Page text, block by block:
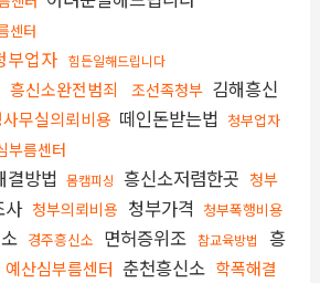
센터
부업자 힘든일해드립니다
흥신소완전범죄 조선족청부 김해흥신
무실의뢰비용 떼인돈받는법 청부업자
부름센터
결방법 몸캠피싱 흥신소저렴한곳 청부
사 청부의뢰비용 청부가격 청부폭행비용
경주흥신소 면허증위조 참교육방법
흥
예산심부름센터 춘천흥신소 학폭해결